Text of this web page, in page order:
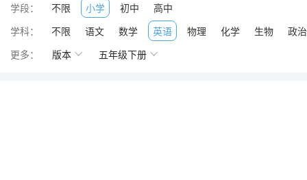
学段：
不限 小学 初中
高中
学科：
不限 语文 数学 英语 物理 化学 生物
政治
更多：
版本 五年级下册